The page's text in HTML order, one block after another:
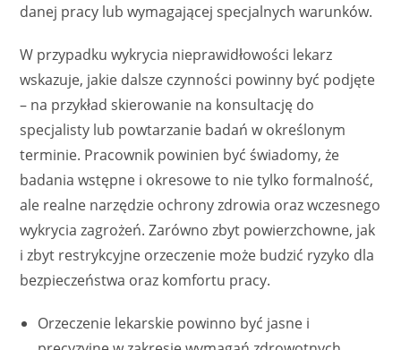
danej pracy lub wymagającej specjalnych warunków.
W przypadku wykrycia nieprawidłowości lekarz
wskazuje, jakie dalsze czynności powinny być podjęte
– na przykład skierowanie na konsultację do
specjalisty lub powtarzanie badań w określonym
terminie. Pracownik powinien być świadomy, że
badania wstępne i okresowe to nie tylko formalność,
ale realne narzędzie ochrony zdrowia oraz wczesnego
wykrycia zagrożeń. Zarówno zbyt powierzchowne, jak
i zbyt restrykcyjne orzeczenie może budzić ryzyko dla
bezpieczeństwa oraz komfortu pracy.
Orzeczenie lekarskie powinno być jasne i